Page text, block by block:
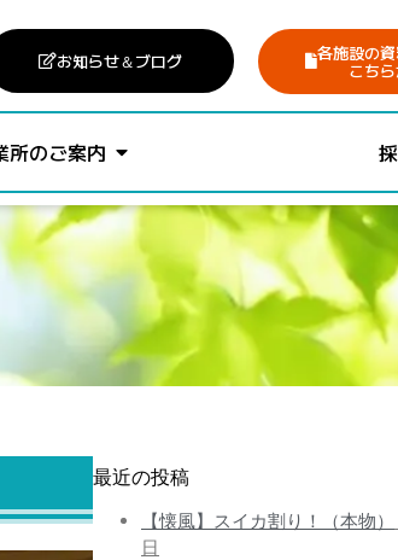
お知らせ＆ブログ 各施設の
こち
所のご案内
最近の投稿
【懐風】スイカ割り！（本物）
日